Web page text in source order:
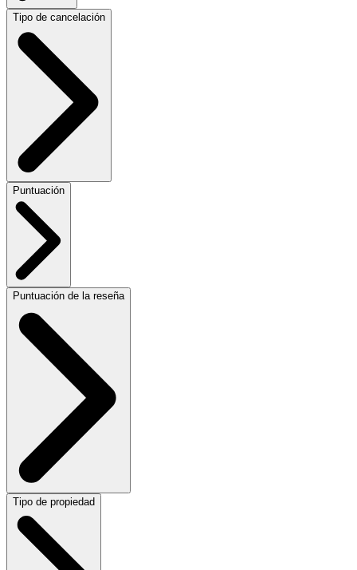
Tipo de cancelación
Puntuación
Puntuación de la reseña
Tipo de propiedad